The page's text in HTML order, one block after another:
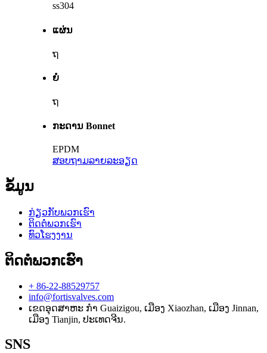
ss304
ແຜ່ນ
ຖ
ຍໍ
ຖ
ກະດານ Bonnet
EPDM
ສອບຖາມລາຍລະອຽດ
ຂໍ້ມູນ
ກ່ຽວ​ກັບ​ພວກ​ເຮົາ
ຕິດ​ຕໍ່​ພວກ​ເຮົາ
ທົວໂຮງງານ
ຕິດ​ຕໍ່​ພວກ​ເຮົາ
+ 86-22-88529757
info@fortisvalves.com
ເຂດອຸດສາຫະ ກຳ Guaizigou, ເມືອງ Xiaozhan, ເມືອງ Jinnan,
ເມືອງ Tianjin, ປະເທດຈີນ.
SNS